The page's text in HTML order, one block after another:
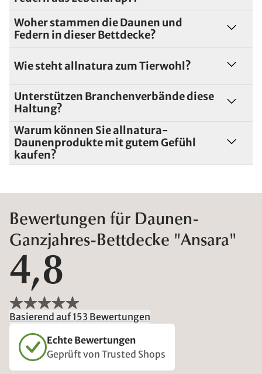
Woher stammen die Daunen und
Federn in dieser Bettdecke?
Wie steht allnatura zum Tierwohl?
Unterstützen Branchenverbände diese
Haltung?
Warum können Sie allnatura-
Daunenprodukte mit gutem Gefühl
kaufen?
Bewertungen für Daunen-
Ganzjahres-Bettdecke "Ansara"
4,8
Basierend auf 153 Bewertungen
Echte Bewertungen
Geprüft von Trusted Shops